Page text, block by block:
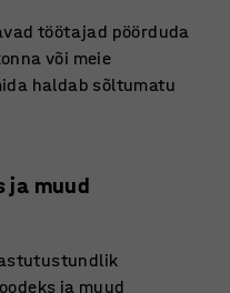
töötajad pöörduda
või meie
haldab sõltumatu
ja muud
ja muud